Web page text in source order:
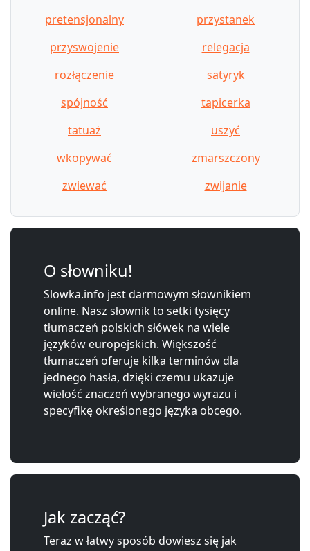
pretensjonalny
przystanek
przyswojenie
relegacja
rozłączenie
satyryk
spójność
tapicerka
tatuaż
uszyć
wkopywać
zmarszczony
zwiewać
zwijanie
O słowniku!
Slowka.info jest darmowym słownikiem
online. Nasz słownik to setki tysięcy
tłumaczeń polskich słówek na wiele
języków europejskich. Większość
tłumaczeń oferuje kilka terminów dla
jednego hasła, dzięki czemu ukazuje
wielość znaczeń wybranego wyrazu i
specyfikę określonego języka obcego.
Jak zacząć?
Teraz w łatwy sposób dowiesz się jak